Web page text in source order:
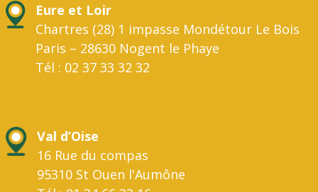
Eure et Loir
Chartres (28) 1 impasse Mondétour Le Bois
Paris – 28630 Nogent le Phaye
Tél : 02 37 33 32 32
Val d’Oise
16 Rue du compas
95310 St Ouen l'Aumône